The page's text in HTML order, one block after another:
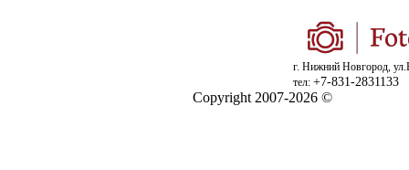
г. Нижний Новгород,
тел: +7-831-2831133
Copyright 2007-2026 ©